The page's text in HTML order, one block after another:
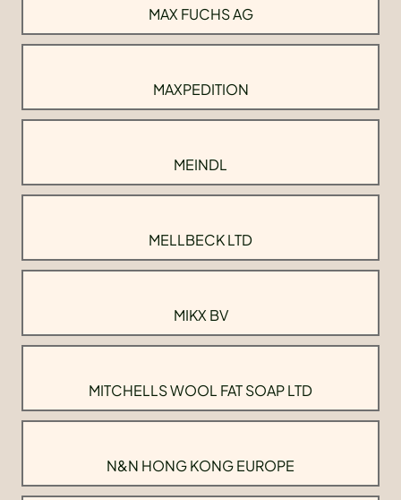
MAX FUCHS AG
MAXPEDITION
MEINDL
MELLBECK LTD
MIKX BV
MITCHELLS WOOL FAT SOAP LTD
N&N HONG KONG EUROPE